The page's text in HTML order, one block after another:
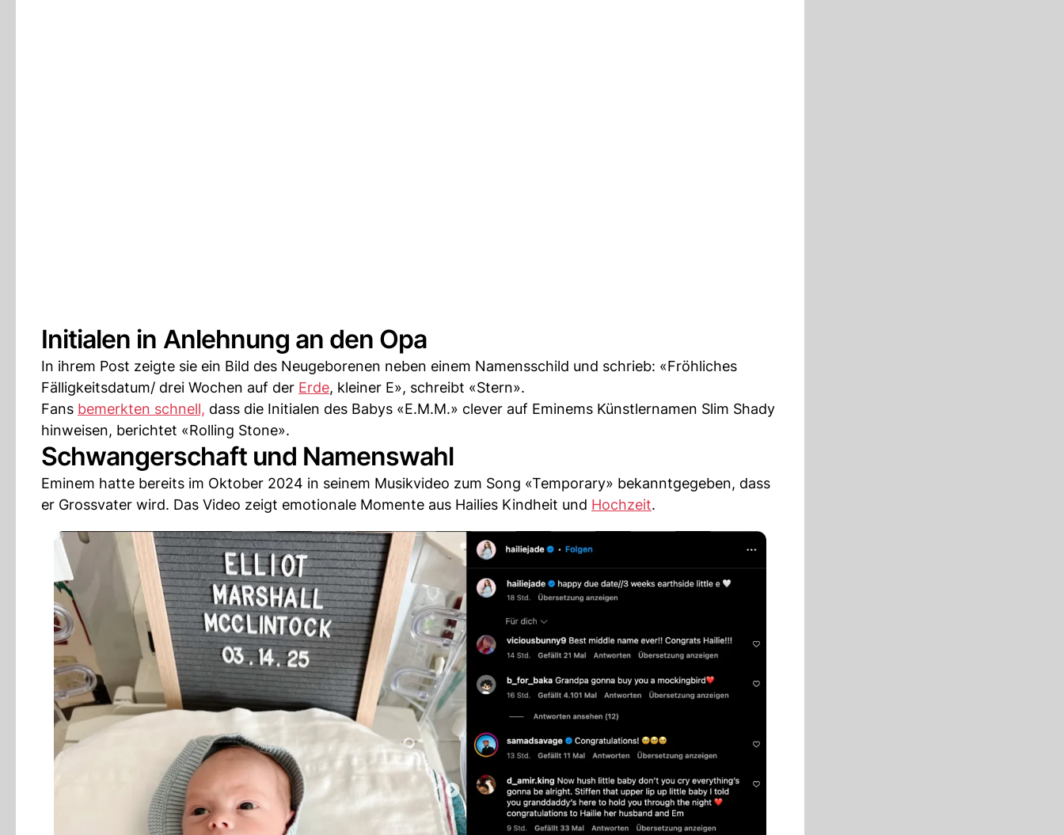
Initialen in Anlehnung an den Opa
In ihrem Post zeigte sie ein Bild des Neugeborenen neben einem Namensschild und schrieb: «Fröhliches
Fälligkeitsdatum/ drei Wochen auf der Erde, kleiner E», schreibt «Stern».
Fans bemerkten schnell, dass die Initialen des Babys «E.M.M.» clever auf Eminems Künstlernamen Slim Shady
hinweisen, berichtet «Rolling Stone».
Schwangerschaft und Namenswahl
Eminem hatte bereits im Oktober 2024 in seinem Musikvideo zum Song «Temporary» bekanntgegeben, dass
er Grossvater wird. Das Video zeigt emotionale Momente aus Hailies Kindheit und Hochzeit.